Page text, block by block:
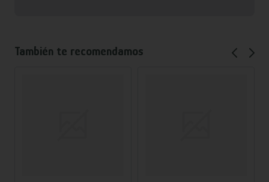
También te recomendamos